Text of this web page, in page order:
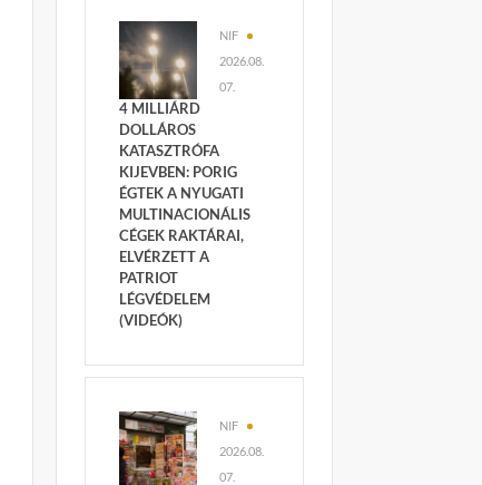
NIF
2026.08.
07.
4 MILLIÁRD
DOLLÁROS
KATASZTRÓFA
KIJEVBEN: PORIG
ÉGTEK A NYUGATI
MULTINACIONÁLIS
CÉGEK RAKTÁRAI,
ELVÉRZETT A
PATRIOT
LÉGVÉDELEM
(VIDEÓK)
NIF
2026.08.
07.